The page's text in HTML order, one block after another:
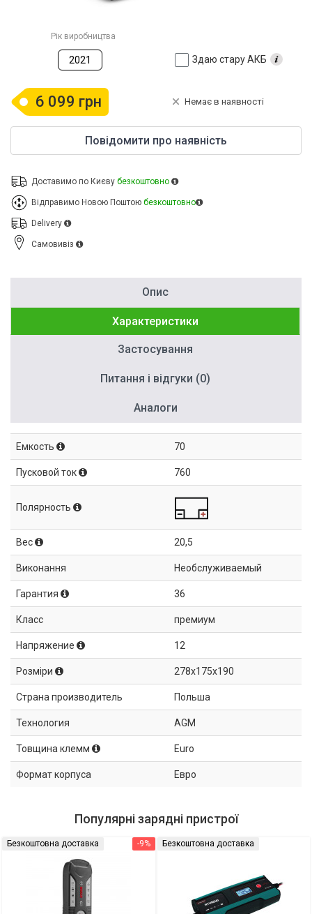
Рік виробництва
2021 Здаю стару АКБ
6 099 грн Немає в наявності
Повідомити про наявність
Доставимо по Києву безкоштовно
Відправимо Новою Поштою безкоштовно
Delivery
Cамовивіз
Опис
Характеристики
Застосування
Питання і відгуки (0)
Аналоги
Емкость 70
Пусковой ток 760
Полярность
Вес 20,5
Виконання Необслуживаемый
Гарантия 36
Класс премиум
Напряжение 12
Розміри 278x175x190
Страна производитель Польша
Технология AGM
Товщина клемм Euro
Формат корпуса Евро
Популярні зарядні пристрої
-9%
Безкоштовна доставка Безкоштовна доставка